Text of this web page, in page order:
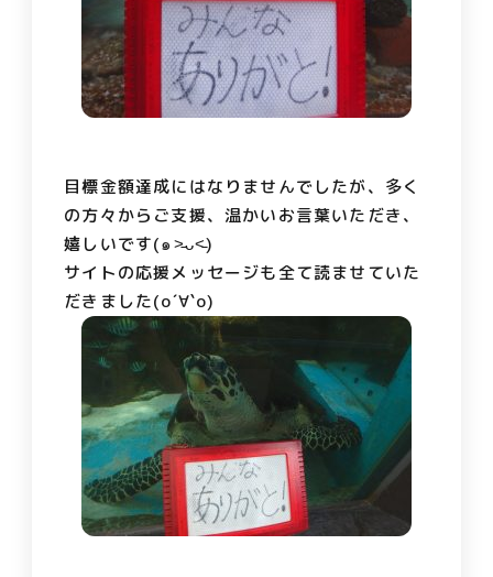
目標金額達成にはなりませんでしたが、多く
の方々からご支援、温かいお言葉いただき、
嬉しいです(๑˃̵ᴗ˂̵)
サイトの応援メッセージも全て読ませていた
だきました(о´∀`о)